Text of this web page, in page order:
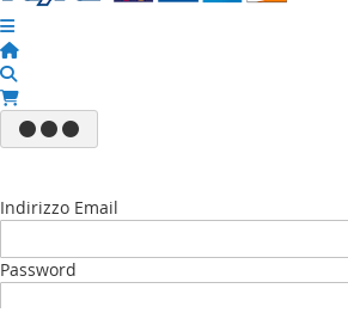
Indirizzo Email
Password